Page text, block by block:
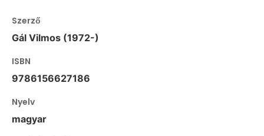
Szerző
Gál Vilmos (1972-)
ISBN
9786156627186
Nyelv
magyar